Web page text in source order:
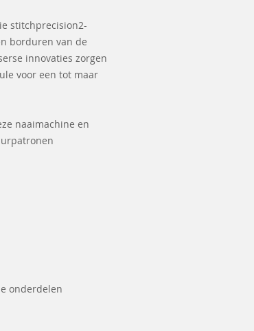
stitchprecision2-
borduren van de
innovaties zorgen
voor een tot maar
naaimachine en
onderdelen